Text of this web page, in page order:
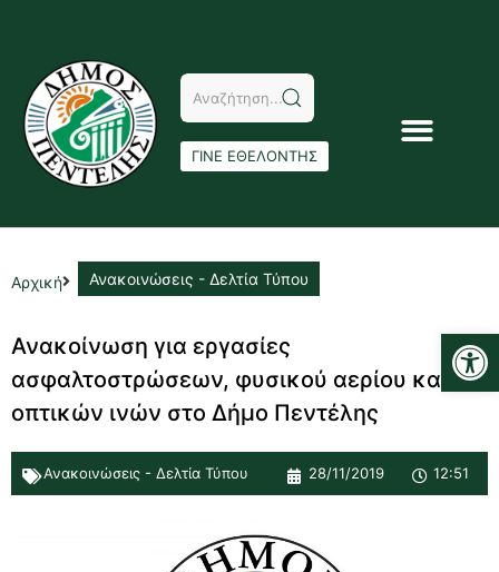
ΓΙΝΕ ΕΘΕΛΟΝΤΗΣ
Αρχική Ανακοινώσεις - Δελτία Τύπου
Ανακοίνωση για εργασίες
ασφαλτοστρώσεων, φυσικού αερίου και
οπτικών ινών στο Δήμο Πεντέλης
Ανακοινώσεις - Δελτία Τύπου 28/11/2019 12:51